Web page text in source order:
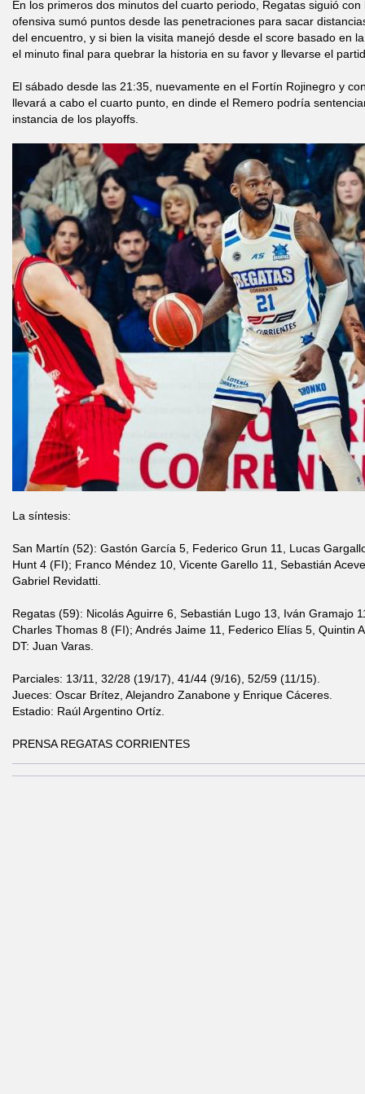
En los primeros dos minutos del cuarto periodo, Regatas siguió
ofensiva sumó puntos desde las penetraciones para sacar
del encuentro, y si bien la visita manejó desde el score basado en
el minuto final para quebrar la historia en su favor y llevarse el
El sábado desde las 21:35, nuevamente en el Fortín Rojinegro y
llevará a cabo el cuarto punto, en dinde el Remero podría
instancia de los playoffs.
La síntesis:
San Martín (52): Gastón García 5, Federico Grun 11, Lucas
Hunt 4 (FI); Franco Méndez 10, Vicente Garello 11, Sebastián
Gabriel Revidatti.
Regatas (59): Nicolás Aguirre 6, Sebastián Lugo 13, Iván Gramajo
Charles Thomas 8 (FI); Andrés Jaime 11, Federico Elías 5, Quintin
DT: Juan Varas.
Parciales: 13/11, 32/28 (19/17), 41/44 (9/16), 52/59 (11/15).
Jueces: Oscar Brítez, Alejandro Zanabone y Enrique Cáceres.
Estadio: Raúl Argentino Ortíz.
PRENSA REGATAS CORRIENTES